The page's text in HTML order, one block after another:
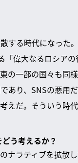
する時代になった
偉大なるロシア
一部の国々も同
あり、SNSの悪用
えだ。そういう時
う考えるか？
ナラティブを拡散